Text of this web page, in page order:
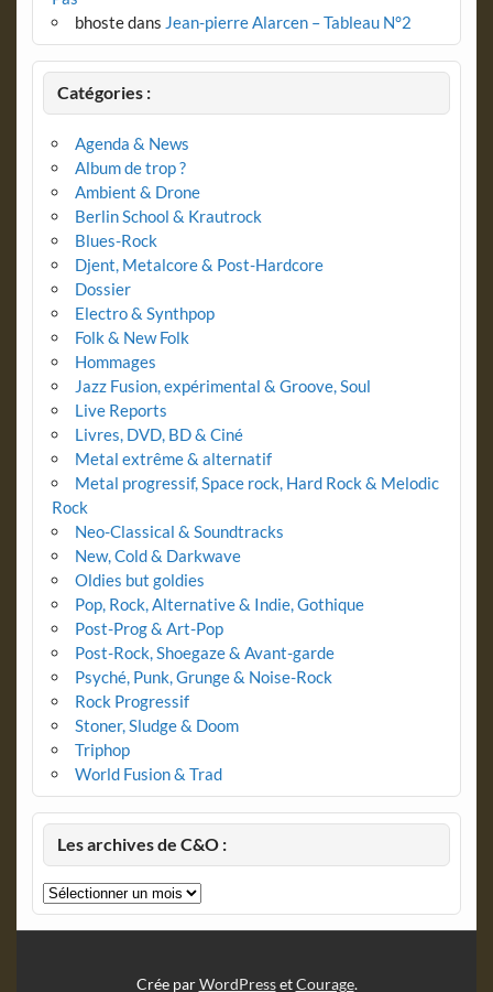
bhostedans Jean-pierre Alarcen – Tableau N°2
Catégories :
Agenda & News
Album de trop ?
Ambient & Drone
Berlin School & Krautrock
Blues-Rock
Djent, Metalcore & Post-Hardcore
Dossier
Electro & Synthpop
Folk & New Folk
Hommages
Jazz Fusion, expérimental & Groove, Soul
Live Reports
Livres, DVD, BD & Ciné
Metal extrême & alternatif
Metal progressif, Space rock, Hard Rock & Melodic
Rock
Neo-Classical & Soundtracks
New, Cold & Darkwave
Oldies but goldies
Pop, Rock, Alternative & Indie, Gothique
Post-Prog & Art-Pop
Post-Rock, Shoegaze & Avant-garde
Psyché, Punk, Grunge & Noise-Rock
Rock Progressif
Stoner, Sludge & Doom
Triphop
World Fusion & Trad
Les archives de C&O :
Les
archives
Crée parWordPressetCourage.